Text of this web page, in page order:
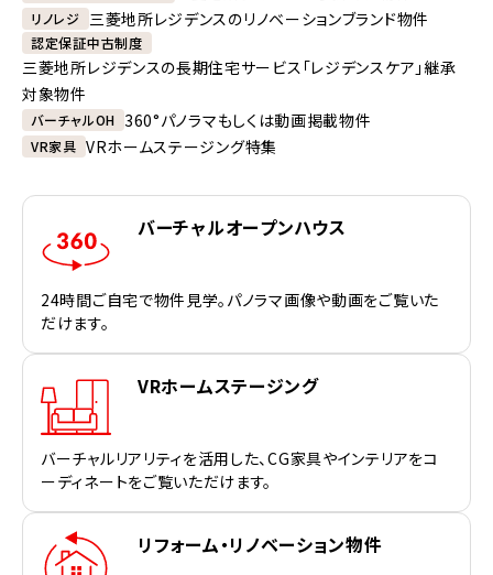
リノレジ 三菱地所レジデンスのリノベーションブランド物件
認定保証中古制度
三菱地所レジデンスの長期住宅サービス「レジデンスケア」継承
対象物件
バーチャルOH 360°パノラマもしくは動画掲載物件
VR家具 VRホームステージング特集
バーチャルオープンハウス
24時間ご自宅で物件見学。パノラマ画像や動画をご覧いた
だけます。
VRホームステージング
バーチャルリアリティを活用した、CG家具やインテリアをコ
ーディネートをご覧いただけます。
リフォーム・リノベーション物件